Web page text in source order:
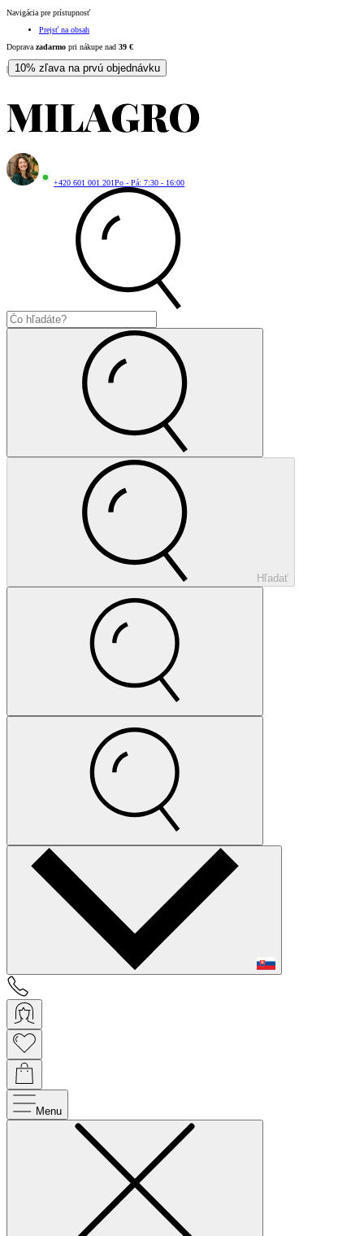
Navigácia pre prístupnosť
Prejsť na obsah
Doprava zadarmo pri nákupe nad 39 €
| 10% zľava na prvú objednávku
+420 601 001 201Po - Pá: 7:30 - 16:00
Hľadať
Menu